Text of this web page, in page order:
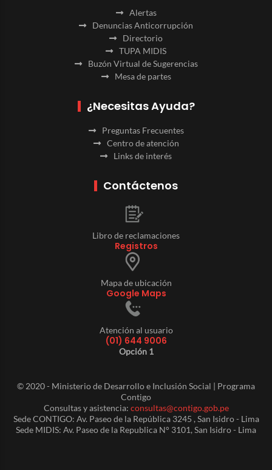
Alertas
Denuncias Anticorrupción
Directorio
TUPA MIDIS
Buzón Virtual de Sugerencias
Mesa de partes
¿Necesitas Ayuda?
Preguntas Frecuentes
Centro de atención
Links de interés
Contáctenos
Libro de reclamaciones
Registros
Mapa de ubicación
Google Maps
Atención al usuario
(01) 644 9006
Opción 1
© 2020 - Ministerio de Desarrollo e Inclusión Social | Programa
Contigo
Consultas y asistencia: consultas@contigo.gob.pe
Sede CONTIGO: Av. Paseo de la República 3245 , San Isidro - Lima
Sede MIDIS: Av. Paseo de la Republica N° 3101, San Isidro - Lima